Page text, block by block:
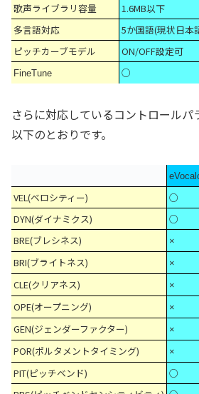
歌声ライブラリ容量 1.6MB以下
多言語対応
5か国語(現状日本
ピッチカーブモデル
ON/OFF設定可
FineTune ○
さらに対応しているコントロールパ
以下のとおりです。
VEL(ベロシティー) ○
DYN(ダイナミクス)
○
BRE(ブレシネス)
×
BRI(ブライトネス)
×
CLE(クリアネス)
×
OPE(オープニング)
×
GEN(ジェンダーファクター)
×
POR(ポルタメントタイミング)
×
PIT(ピッチベンド)
○